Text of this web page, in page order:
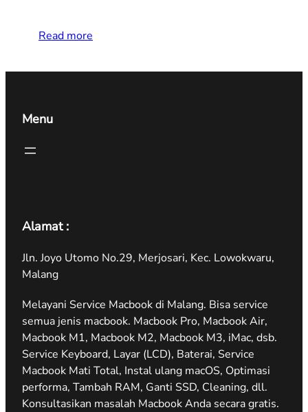
Read more
Menu
Alamat :
Jln. Joyo Utomo No.29, Merjosari, Kec. Lowokwaru,
Malang
Melayani Service Macbook di Malang. Bisa service
semua jenis macbook. Macbook Pro, Macbook Air,
Macbook M1, Macbook M2, Macbook M3, iMac, dsb.
Service Keyboard, Layar (LCD), Baterai, Service
Macbook Mati Total, Instal ulang macOS, Optimasi
performa, Tambah RAM, Ganti SSD, Cleaning, dll.
Konsultasikan masalah Macbook Anda secara gratis.